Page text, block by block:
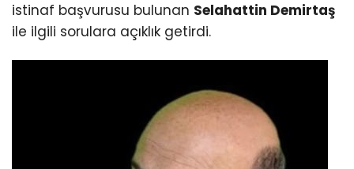
istinaf başvurusu bulunan Selahattin Demirtaş
ile ilgili sorulara açıklık getirdi.